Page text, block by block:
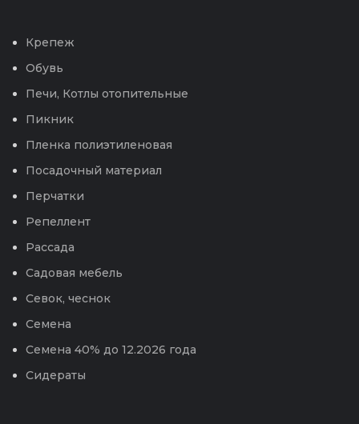
Крепеж
Обувь
Печи, Котлы отопительные
Пикник
Пленка полиэтиленовая
Посадочный материал
Перчатки
Репеллент
Рассада
Садовая мебель
Севок, чеснок
Семена
Семена 40% до 12.2026 года
Сидераты